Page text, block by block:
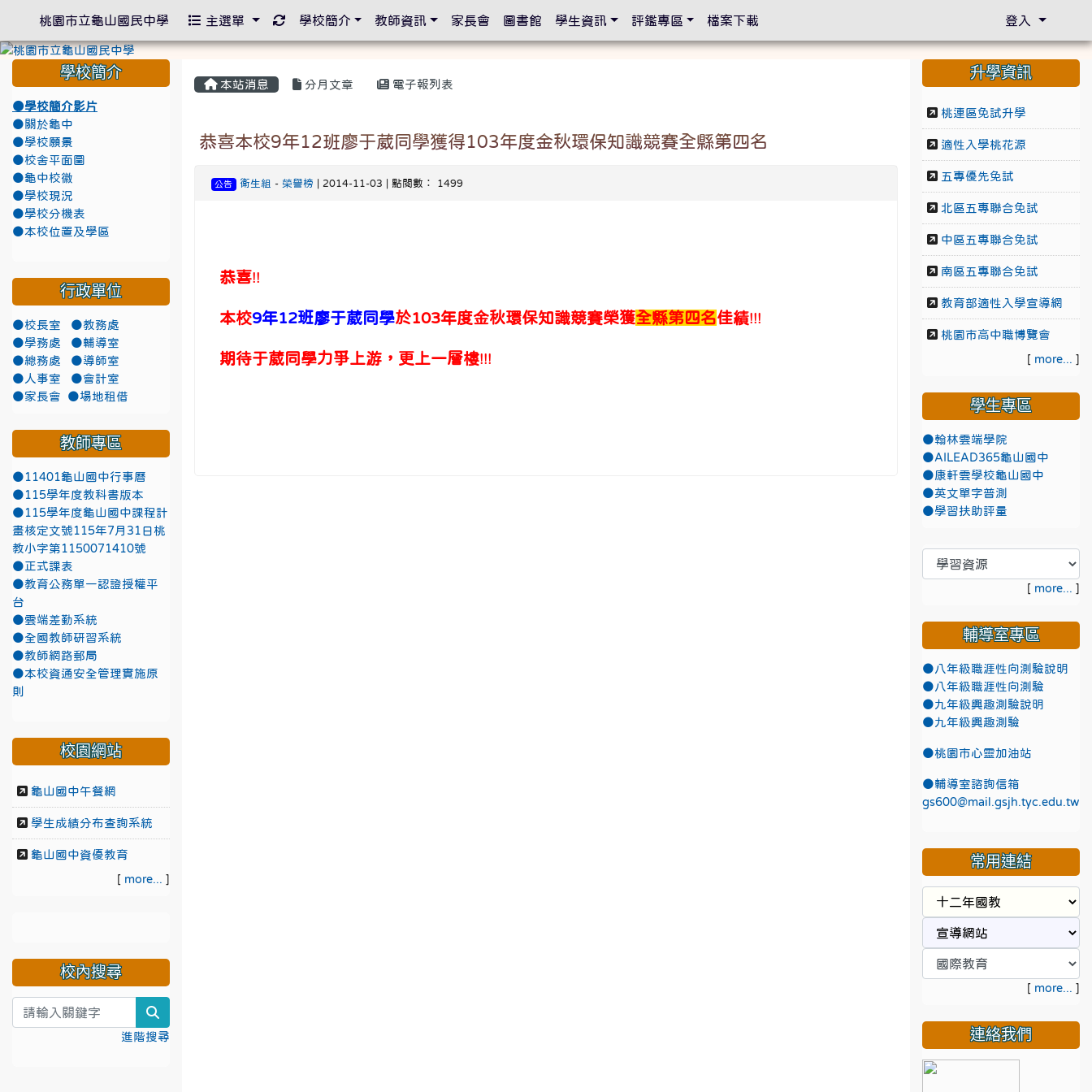
本站消息 分月文章 電子報列表
恭喜本校9年12班廖于葳同學獲得103年度金秋環保知識競賽全縣第四名
公告 衛生組 - 榮譽榜 | 2014-11-03 | 點閱數： 1499
恭喜!!
本校9年12班廖于葳同學於103年度金秋環保知識競賽榮獲全縣第四名佳績!!!
期待于葳同學力爭上游，更上一層樓!!!
學校簡介
●學校簡介影片
●關於龜中
●學校願景
●校舍平面圖
●龜中校徽
●學校現況
●學校分機表
●本校位置及學區
行政單位
●校長室
●教務處
●學務處
●輔導室
●總務處
●導師室
●人事室
●會計室
●家長會
●場地租借
教師專區
●11401龜山國中行事曆
●115學年度教科書版本
●115學年度龜山國中課程計
畫核定文號115年7月31日桃
教小字第1150071410號
●正式課表
●教育公務單一認證授權平
台
●雲端差勤系統
●全國教師研習系統
●教師網路郵局
●本校資通安全管理實施原
則
校園網站
龜山國中午餐網
學生成績分布查詢系統
龜山國中資優教育
[ more... ]
校內搜尋
進階搜尋
升學資訊
桃連區免試升學
適性入學桃花源
五專優先免試
北區五專聯合免試
中區五專聯合免試
南區五專聯合免試
教育部適性入學宣導網
桃園市高中職博覽會
[ more... ]
學生專區
●翰林雲端學院
●AILEAD365龜山國中
●康軒雲學校龜山國中
●英文單字普測
●學習扶助評量
[ more... ]
輔導室專區
●八年級職涯性向測驗說明
●八年級職涯性向測驗
●九年級興趣測驗說明
●九年級興趣測驗
●桃園市心靈加油站
●輔導室諮詢信箱
gs600@mail.gsjh.tyc.edu.tw
常用連結
[ more... ]
連絡我們
桃園市立龜山國民中學 主選單 重新取得佈景設定
學校簡介 教師資訊 家長會 圖書館 學生資訊 評鑑專區 檔案下載 登入